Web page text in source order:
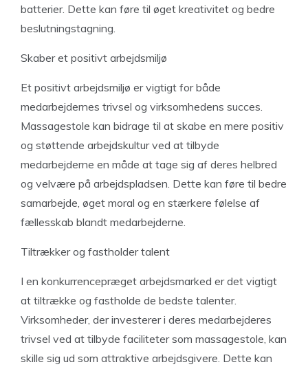
batterier. Dette kan føre til øget kreativitet og bedre
beslutningstagning.
Skaber et positivt arbejdsmiljø
Et positivt arbejdsmiljø er vigtigt for både
medarbejdernes trivsel og virksomhedens succes.
Massagestole kan bidrage til at skabe en mere positiv
og støttende arbejdskultur ved at tilbyde
medarbejderne en måde at tage sig af deres helbred
og velvære på arbejdspladsen. Dette kan føre til bedre
samarbejde, øget moral og en stærkere følelse af
fællesskab blandt medarbejderne.
Tiltrækker og fastholder talent
I en konkurrencepræget arbejdsmarked er det vigtigt
at tiltrække og fastholde de bedste talenter.
Virksomheder, der investerer i deres medarbejderes
trivsel ved at tilbyde faciliteter som massagestole, kan
skille sig ud som attraktive arbejdsgivere. Dette kan